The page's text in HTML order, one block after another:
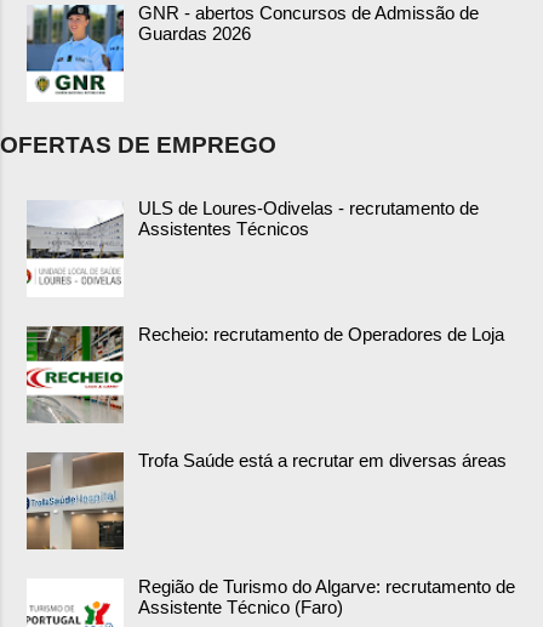
GNR - abertos Concursos de Admissão de
Guardas 2026
OFERTAS DE EMPREGO
ULS de Loures-Odivelas - recrutamento de
Assistentes Técnicos
Recheio: recrutamento de Operadores de Loja
Trofa Saúde está a recrutar em diversas áreas
Região de Turismo do Algarve: recrutamento de
Assistente Técnico (Faro)